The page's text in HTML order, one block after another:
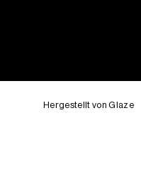
Hergestellt vonGlaze